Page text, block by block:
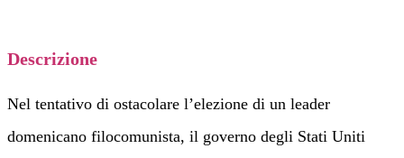
Descrizione
Nel tentativo di ostacolare l’elezione di un leader
domenicano filocomunista, il governo degli Stati Uniti